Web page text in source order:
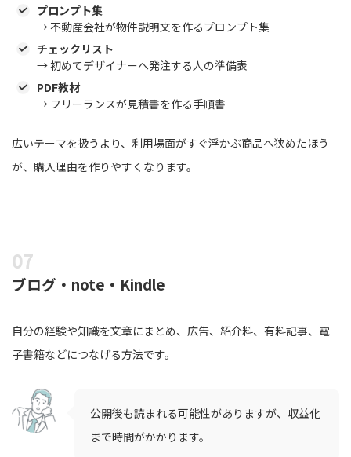
プロンプト集
→ 不動産会社が物件説明文を作るプロンプト集
チェックリスト
→ 初めてデザイナーへ発注する人の準備表
PDF教材
→ フリーランスが見積書を作る手順書
広いテーマを扱うより、利用場面がすぐ浮かぶ商品へ狭めたほう
が、購入理由を作りやすくなります。
ブログ・note・Kindle
自分の経験や知識を文章にまとめ、広告、紹介料、有料記事、電
子書籍などにつなげる方法です。
公開後も読まれる可能性がありますが、収益化
まで時間がかかります。